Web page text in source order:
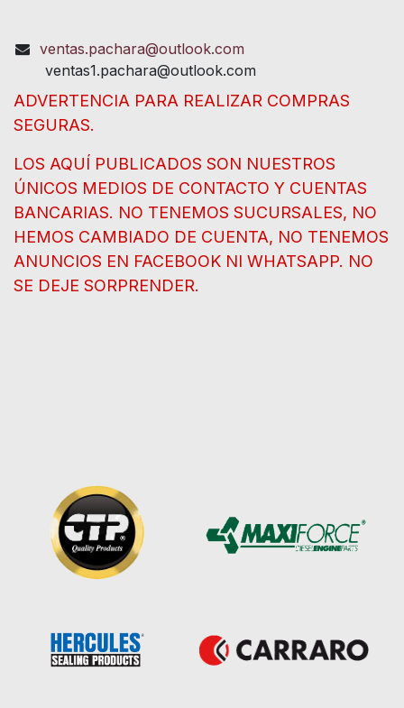
ventas.pachara@outlook.com
ventas1.pachara@outlook.com
ADVERTENCIA PARA REALIZAR COMPRAS
SEGURAS.
LOS AQUÍ PUBLICADOS SON NUESTROS
ÚNICOS MEDIOS DE CONTACTO Y CUENTAS
BANCARIAS. NO TENEMOS SUCURSALES, NO
HEMOS CAMBIADO DE CUENTA, NO TENEMOS
ANUNCIOS EN FACEBOOK NI WHATSAPP. NO
SE DEJE SORPRENDER.